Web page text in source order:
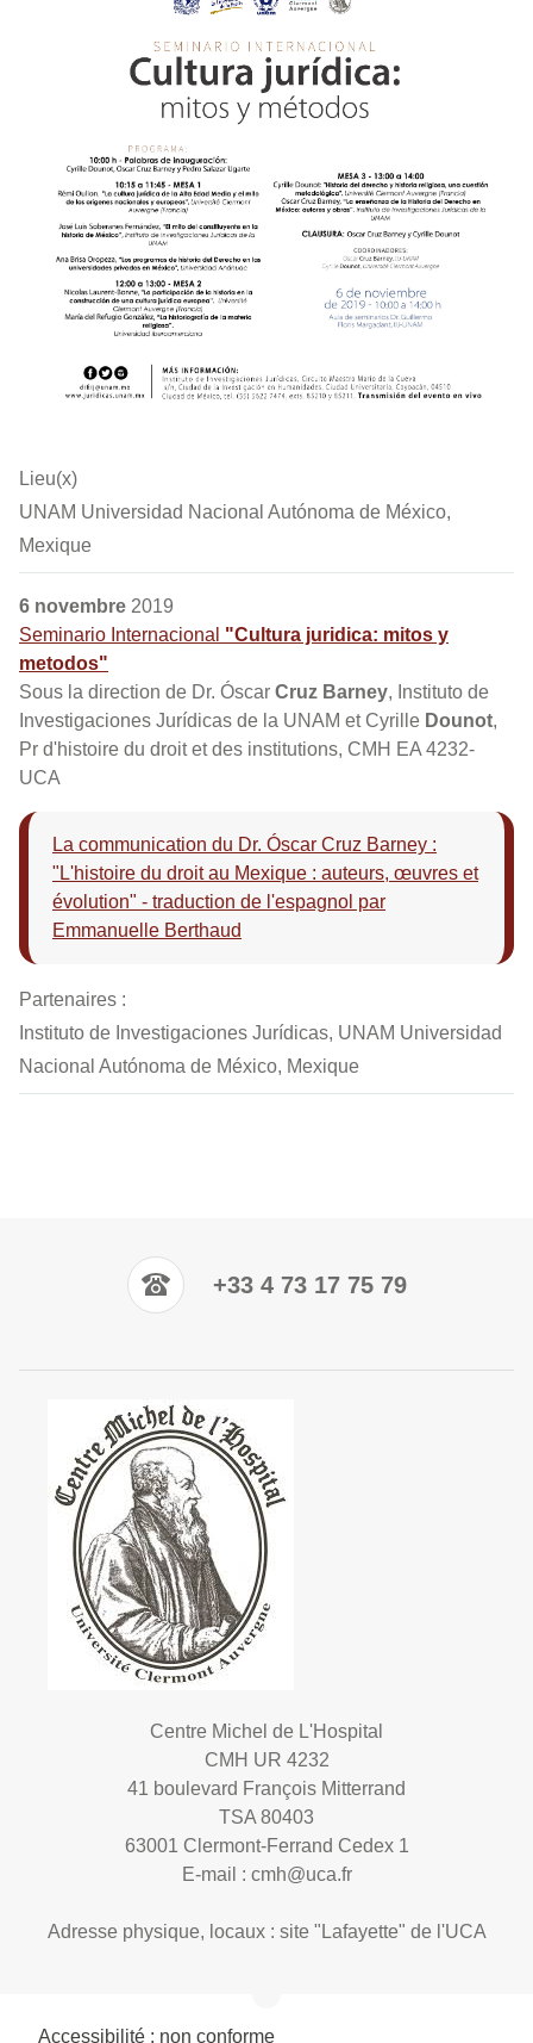
Lieu(x)
UNAM Universidad Nacional Autónoma de México,
Mexique
6 novembre 2019
Seminario Internacional "Cultura juridica: mitos y
metodos"
Sous la direction de Dr. Óscar Cruz Barney, Instituto de
Investigaciones Jurídicas de la UNAM et Cyrille Dounot,
Pr d'histoire du droit et des institutions, CMH EA 4232-
UCA
La communication du Dr. Óscar Cruz Barney :
"L'histoire du droit au Mexique : auteurs, œuvres et
évolution" - traduction de l'espagnol par
Emmanuelle Berthaud
Partenaires :
Instituto de Investigaciones Jurídicas, UNAM Universidad
Nacional Autónoma de México, Mexique
+33 4 73 17 75 79
Centre Michel de L'Hospital
CMH UR 4232
41 boulevard François Mitterrand
TSA 80403
63001 Clermont-Ferrand Cedex 1
E-mail : cmh@uca.fr
Adresse physique, locaux : site "Lafayette" de l'UCA
Accessibilité : non conforme